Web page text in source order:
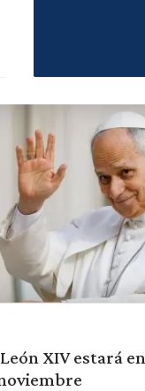
XIV estará